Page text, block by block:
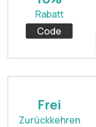
Rabatt
Code
Frei
Zurückkehren